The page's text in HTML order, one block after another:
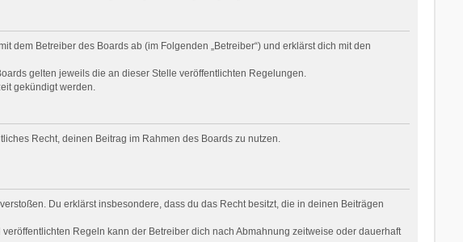
dem Betreiber des Boards ab (im Folgenden „Betreiber“) und erklärst dich mit den
gelten jeweils die an dieser Stelle veröffentlichten Regelungen.
gekündigt werden.
Recht, deinen Beitrag im Rahmen des Boards zu nutzen.
Du erklärst insbesondere, dass du das Recht besitzt, die in deinen Beiträgen
Regeln kann der Betreiber dich nach Abmahnung zeitweise oder dauerhaft